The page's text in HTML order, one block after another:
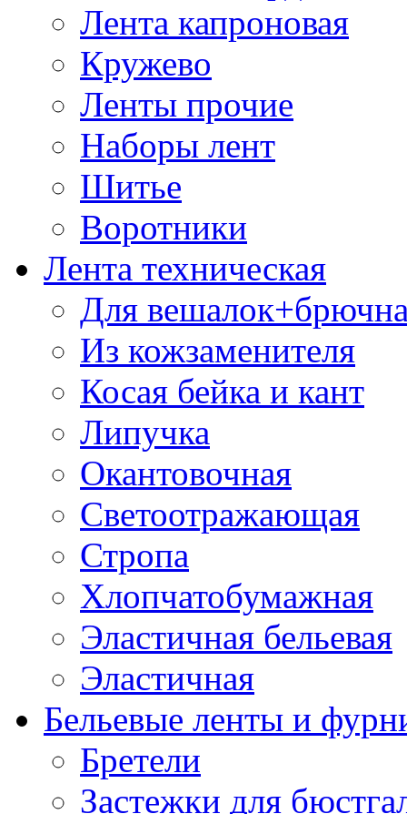
Лента капроновая
Кружево
Ленты прочие
Наборы лент
Шитье
Воротники
Лента техническая
Для
Из кожзаменителя
Косая бейка и кант
Липучка
Окантовочная
Светоотражающая
Стропа
Хлопчатобумажная
Эластичная бельевая
Эластичная
Бельевые ленты и
Бретели
Застежки для